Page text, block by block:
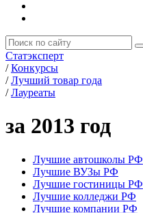
Статэксперт
/ Конкурсы
/ Лучший товар года
/ Лауреаты
за 2013 год
Лучшие автошколы РФ
Лучшие ВУЗы РФ
Лучшие гостиницы РФ
Лучшие колледжи РФ
Лучшие компании РФ